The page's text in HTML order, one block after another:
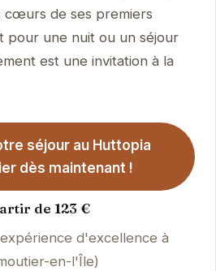
cœurs de ses premiers
pour une nuit ou un séjour
est une invitation à la
séjour au Huttopia
dès maintenant !
de 123 €
d'excellence à
en-l'Île)